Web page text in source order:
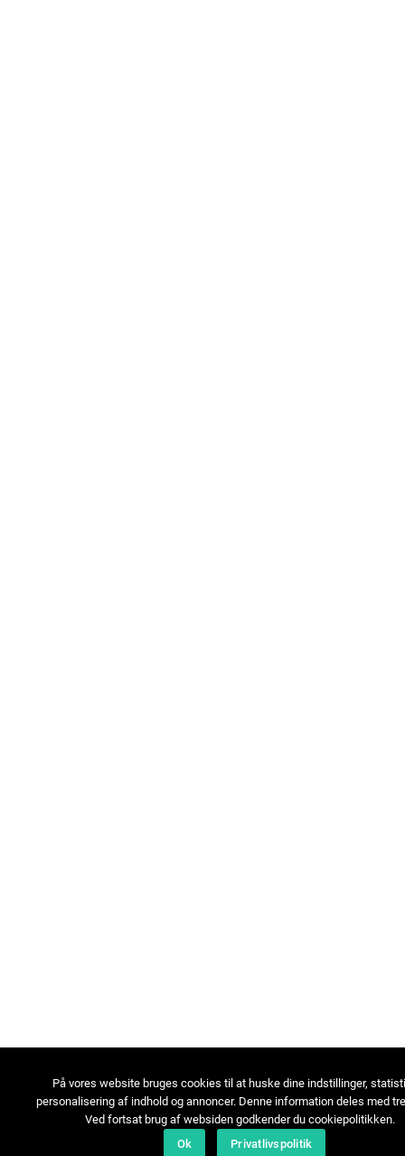
På vores website bruges cookies til at huske dine indstillinger,
personalisering af indhold og annoncer. Denne information deles med
Ved fortsat brug af websiden godkender du cookiepolitikken.
Ok
Privatlivspolitik